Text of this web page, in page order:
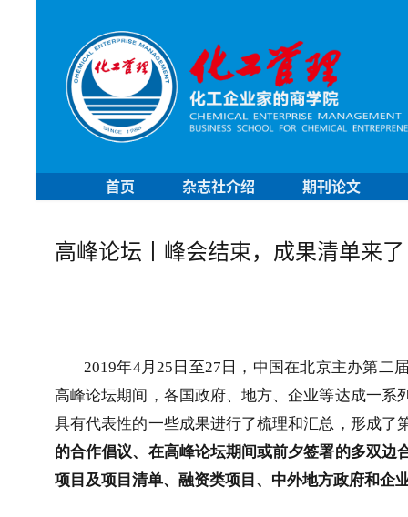
首页 杂志社介绍 期刊论文
高峰论坛丨峰会结束，成果清单来
2019年4月25 日至27 日，中国在北京主办第二
高峰论坛期间，各国政府、地方、企业等达成一
具有代表性的一些成果进行了梳理和汇总，形成了
的合作倡议、在高峰论坛期间或前夕签署的多双
项目及项目清单、融资类项目、中外地方政府和企